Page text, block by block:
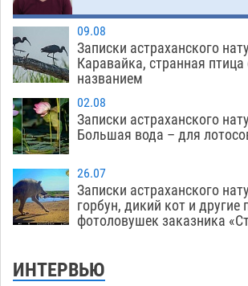
09.08
Записки астраханского
Каравайка, странная
названием
02.08
Записки астраханского
Большая вода – для
26.07
Записки астраханского
горбун, дикий кот и другие
фотоловушек заказника
ИНТЕРВЬЮ